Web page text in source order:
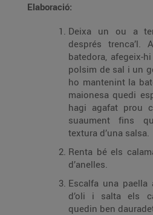
Elaboració:
Deixa un ou a
després trenca’l.
batedora, afegeix-
polsim de sal i un
ho mantenint la
maionesa quedi
hagi agafat prou
suaument fins
textura d’una salsa.
Renta bé els
d’anelles.
Escalfa una
d’oli i salta els
quedin ben